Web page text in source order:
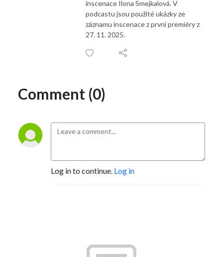
inscenace Ilona Smejkalová. V
podcastu jsou použité ukázky ze
záznamu inscenace z první premiéry z
27. 11. 2025.
Comment (0)
Log in to continue. Log in